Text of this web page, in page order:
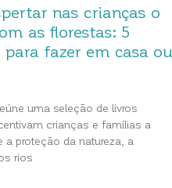
nas crianças o
as florestas: 5
para fazer em casa ou
uma seleção de livros
crianças e famílias a
a proteção da natureza, a
rios